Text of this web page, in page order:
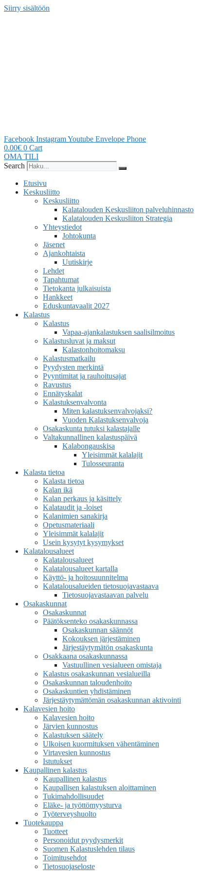
Siirry sisältöön
Facebook InstagramYoutube Envelope Phone
0.00€ 0 Cart
OMA TILI
Search
Etusivu
Keskusliitto
Keskusliitto
Kalatalouden Keskusliiton palveluhinnasto
Kalatalouden Keskusliiton Strategia
Yhteystiedot
Johtokunta
Jäsenet
Ajankohtaista
Uutiskirje
Lehdet
Tapahtumat
Tietokanta julkaisuista
Hankkeet
Eduskuntavaalit 2027
Kalastus
Kalastus
Vapaa-ajankalastuksen saalisilmoitus
Kalastusluvat ja maksut
Kalastonhoitomaksu
Kalastusmatkailu
Pyydysten merkintä
Pyyntimitat ja rauhoitusajat
Ravustus
Ennätyskalat
Kalastuksenvalvonta
Miten kalastuksenvalvojaksi?
Vuoden Kalastuksenvalvoja
Osakaskunta tutuksi kalastajalle
Valtakunnallinen kalastuspäivä
Kalabongauskisa
Yleisimmät kalalajit
Tulosseuranta
Kalasta tietoa
Kalasta tietoa
Kalan ikä
Kalan perkaus ja käsittely
Kalataudit ja -loiset
Kalanimien sanakirja
Opetusmateriaali
Yleisimmät kalalajit
Usein kysytyt kysymykset
Kalatalousalueet
Kalatalousalueet
Kalatalousalueet kartalla
Käyttö- ja hoitosuunnitelma
Kalatalousalueiden tietosuojavastaava
Tietosuojavastaavan palvelu
Osakaskunnat
Osakaskunnat
Päätöksenteko osakaskunnassa
Osakaskunnan säännöt
Kokouksen järjestäminen
Järjestäytymätön osakaskunta
Osakkaana osakaskunnassa
Vastuullinen vesialueen omistaja
Kalastus osakaskunnan vesialueilla
Osakaskunnan taloudenhoito
Osakaskuntien yhdistäminen
Järjestäytymättömän osakaskunnan aktivointi
Kalavesien hoito
Kalavesien hoito
Järvien kunnostus
Kalastuksen säätely
Ulkoisen kuormituksen vähentäminen
Virtavesien kunnostus
Istutukset
Kaupallinen kalastus
Kaupallinen kalastus
Kaupallisen kalastuksen aloittaminen
Tukimahdollisuudet
Eläke- ja työttömyysturva
Työterveyshuolto
Tuotekauppa
Tuotteet
Personoidut pyydysmerkit
Suomen Kalastuslehden tilaus
Toimitusehdot
Tietosuojaseloste